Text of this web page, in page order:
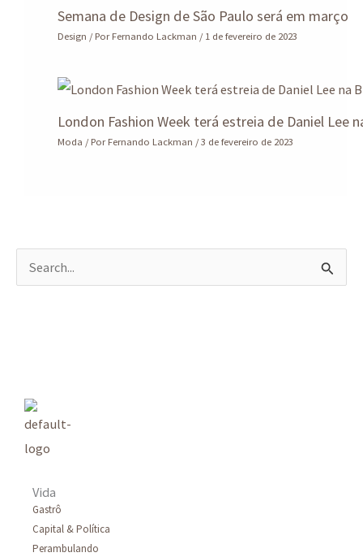
Semana de Design de São Paulo será em março
Design / PorFernando Lackman /1 de fevereiro de 2023
London Fashion Week terá estreia de Daniel Lee
Moda / PorFernando Lackman /3 de fevereiro de 2023
Vida
Gastrô
Capital & Política
Perambulando